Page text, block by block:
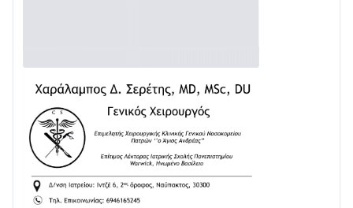
24/07 • 11:31
ΕΚΤΑΚΤΟ – ΝΑΥΠΑΚΤΙΑ: ΣΥΝΑΓΕΡΜΟΣ ΣΤΗΝ
ΠΥΡΟΣΒΕΣΤΙΚΗ ΓΙΑ ΦΩΤΙΑ ΣΤΟΝ ΑΓΙΟ ΗΛΙΑ ΠΡΙΝ ΤΗ
ΓΡΑΝΙΤΣΑ
24/07 • 11:03